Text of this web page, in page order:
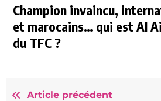
Champion invaincu,
et marocains… qui est Al
du TFC ?
Article précédent